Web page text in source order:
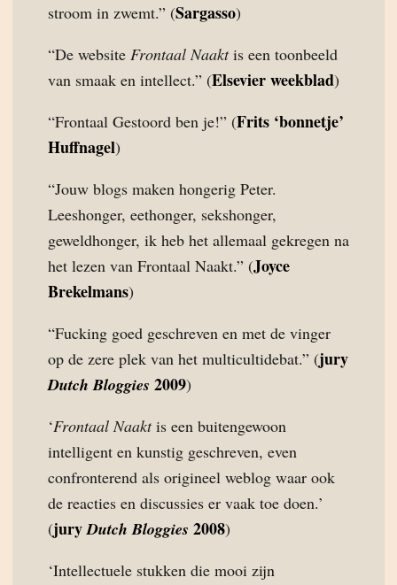
stroom in zwemt.” (Sargasso)
“De website Frontaal Naaktis een toonbeeld
van smaak en intellect.” (Elsevier weekblad)
“Frontaal Gestoord ben je!” (Frits ‘bonnetje’
Huffnagel)
“Jouw blogs maken hongerig Peter.
Leeshonger, eethonger, sekshonger,
geweldhonger, ik heb het allemaal gekregen na
het lezen van Frontaal Naakt.” (Joyce
Brekelmans)
“Fucking goed geschreven en met de vinger
op de zere plek van het multicultidebat.” (jury
Dutch Bloggies 2009)
‘Frontaal Naaktis een buitengewoon
intelligent en kunstig geschreven, even
confronterend als origineel weblog waar ook
de reacties en discussies er vaak toe doen.’
(juryDutch Bloggies 2008)
‘Intellectuele stukken die mooi zijn